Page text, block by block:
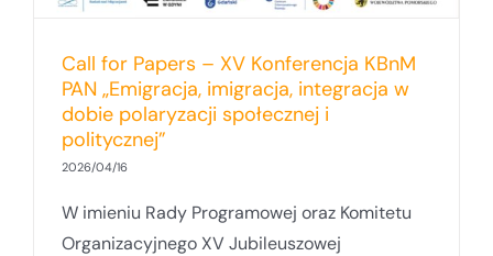
Call for Papers – XV Konferencja KBnM
PAN „Emigracja, imigracja, integracja w
dobie polaryzacji społecznej i
politycznej”
2026/04/16
W imieniu Rady Programowej oraz Komitetu
Organizacyjnego XV Jubileuszowej